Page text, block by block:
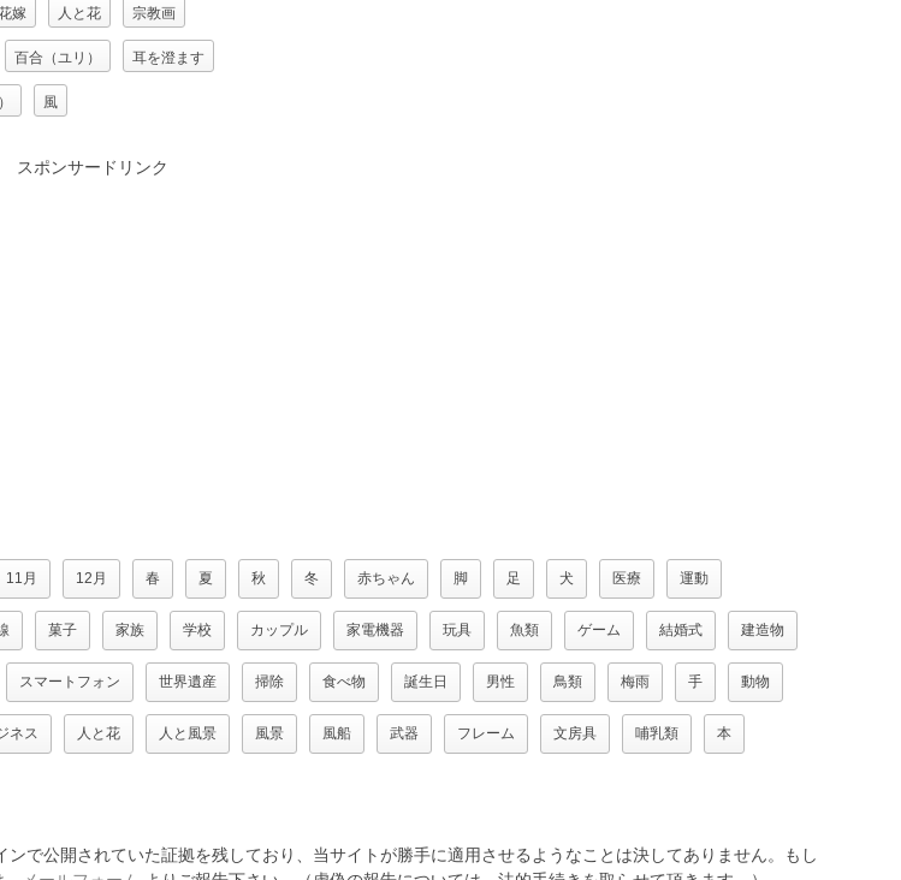
嫁 人と花 宗教画
百合（ユリ） 耳を澄ます
風
スポンサードリンク
11月 12月 春 夏 秋 冬 赤ちゃん 脚 足 犬 医療 運動
菓子 家族 学校 カップル 家電機器 玩具 魚類 ゲーム 結婚式 建造物
スマートフォン 世界遺産 掃除 食べ物 誕生日 男性 鳥類 梅雨 手 動物
ネス 人と花 人と風景 風景 風船 武器 フレーム 文房具 哺乳類 本
ンで公開されていた証拠を残しており、当サイトが勝手に適用させるようなことは決してありません。もし